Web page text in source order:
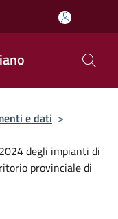
e dati >
degli impianti di
provinciale di